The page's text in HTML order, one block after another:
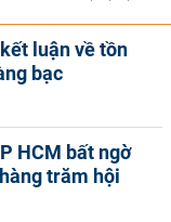
luận về tồn
bạc
HCM bất ngờ
trăm hội